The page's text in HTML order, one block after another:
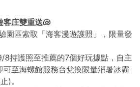
庄雙重送🐚
園區索取「海客漫遊護照」，限量發
護照至推薦的7個好玩據點，自主
至海螺館服務台兌換限量消暑冰霸
)。